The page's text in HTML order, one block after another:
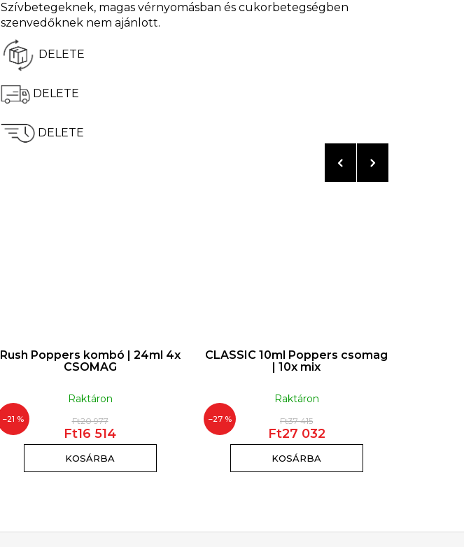
Szívbetegeknek, magas vérnyomásban és cukorbetegségben
szenvedőknek nem ajánlott.
DELETE
DELETE
DELETE
–21 %
Rush Poppers kombó | 24ml 4x
CSOMAG
Raktáron
Ft20 977
Ft16 514
KOSÁRBA
–27 %
CLASSIC 10ml Poppers csomag
| 10x mix
Raktáron
Ft37 415
Ft27 032
KOSÁRBA